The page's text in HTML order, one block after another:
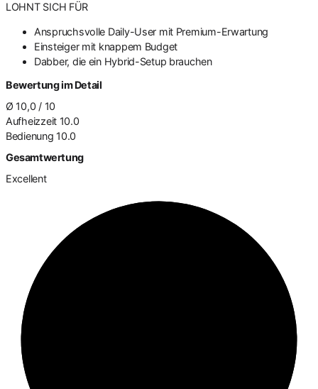
LOHNT SICH FÜR
Anspruchsvolle Daily-User mit Premium-Erwartung
Einsteiger mit knappem Budget
Dabber, die ein Hybrid-Setup brauchen
Bewertung im Detail
Ø 10,0 / 10
Aufheizzeit 10.0
Bedienung 10.0
Gesamtwertung
Excellent